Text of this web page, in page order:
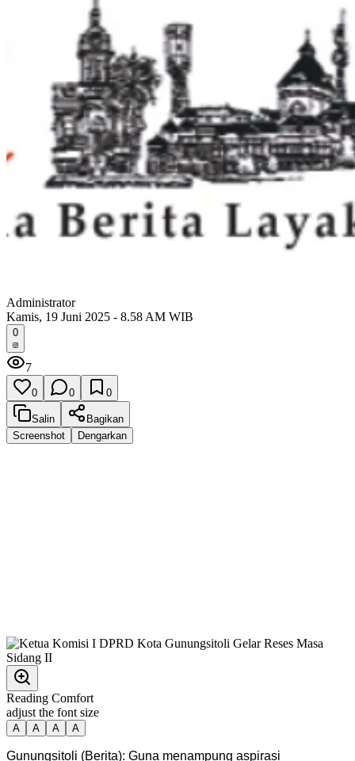
Administrator
Kamis, 19 Juni 2025 - 8.58 AM WIB
0
7
0 0 0
Salin
Bagikan
Screenshot
Dengarkan
Reading Comfort
adjust the font size
A A A A
Gunungsitoli (Berita): Guna menampung aspirasi